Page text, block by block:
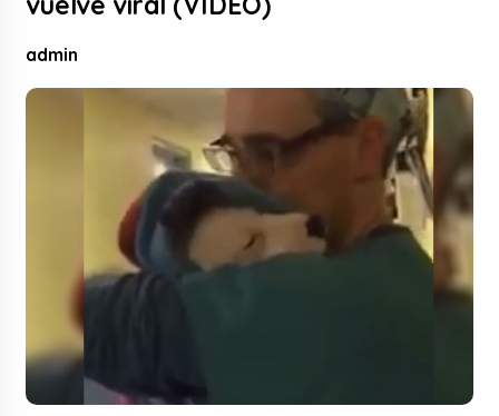
admin